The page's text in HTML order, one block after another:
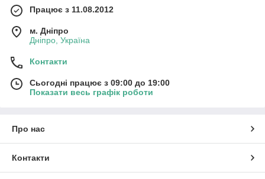
Працює з 11.08.2012
м. Дніпро
Дніпро, Україна
Контакти
Сьогодні працює з 09:00 до 19:00
Показати весь графік роботи
Про нас
Контакти